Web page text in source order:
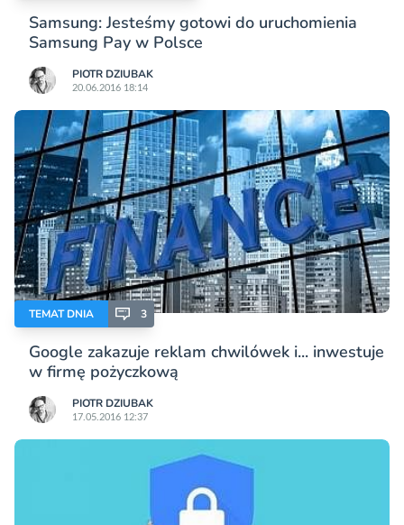
Samsung: Jesteśmy gotowi do uruchomienia
Samsung Pay w Polsce
PIOTR DZIUBAK
20.06.2016 18:14
TEMAT DNIA 3
Google zakazuje reklam chwilówek i... inwestuje
w firmę pożyczkową
PIOTR DZIUBAK
17.05.2016 12:37